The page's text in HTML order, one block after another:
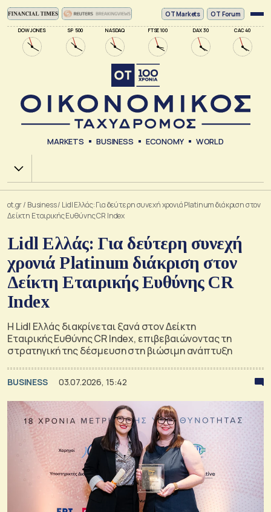
DOW JONES SP 500 NASDAQ FTSE 100 DAX 30 CAC 40
ΟΤ Markets OT Forum
MARKETS BUSINESS ECONOMY WORLD
Χ.Α.
ot.gr/ Business/ Lidl Ελλάς: Για δεύτερη συνεχή χρονιά Platinum διάκριση στον
Δείκτη Εταιρικής Ευθύνης CR Index
Lidl Ελλάς: Για δεύτερη συνεχή
χρονιά Platinum διάκριση στον
Δείκτη Εταιρικής Ευθύνης CR
Index
Η Lidl Ελλάς διακρίνεται ξανά στον Δείκτη
Εταιρικής Ευθύνης CR Index, επιβεβαιώνοντας τη
στρατηγική της δέσμευση στη βιώσιμη ανάπτυξη
BUSINESS 03.07.2026, 15:42